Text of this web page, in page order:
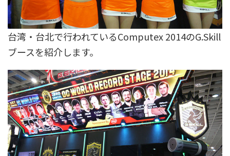
台湾・台北で行われているComputex 2014のG.Skill
ブースを紹介します。